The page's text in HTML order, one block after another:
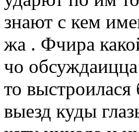
знают с кем
жа . Фчира
чо
то
выезд куды